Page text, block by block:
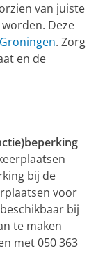
van juiste
Deze
. Zorg
en de
bij de
voor
bij
te maken
met 050 363